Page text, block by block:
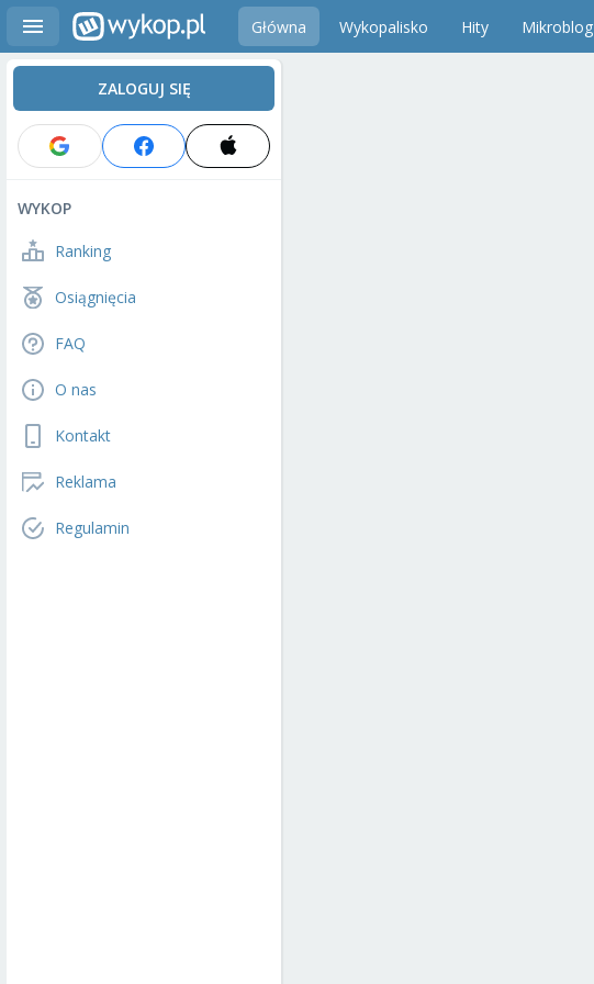
Główna Wykopalisko Hity Mikroblog
ZALOGUJ SIĘ
WYKOP
Ranking
Osiągnięcia
FAQ
O nas
Kontakt
Reklama
Regulamin